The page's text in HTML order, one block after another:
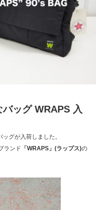
バッグ WRAPS 入
グが入荷しました。
ランド 「WRAPS」(ラップス)の